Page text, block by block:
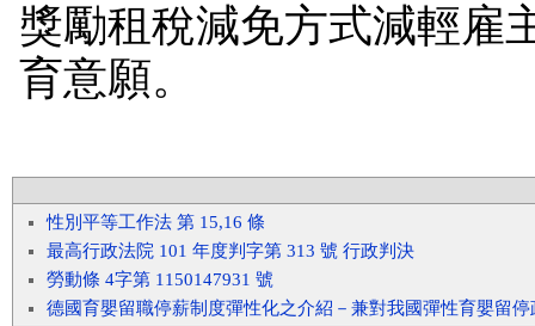
獎勵租稅減免方式減輕雇
育意願。
性別平等工作法 第 15,16 條
最高行政法院 101 年度判字第 313 號 行政判決
勞動條 4字第 1150147931 號
德國育嬰留職停薪制度彈性化之介紹－兼對我國彈性育嬰留